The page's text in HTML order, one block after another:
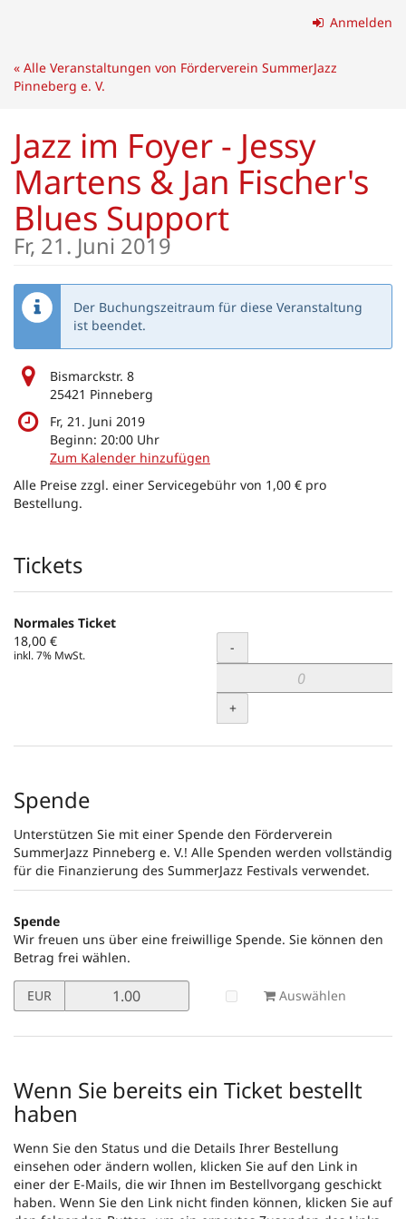
springen
Anmelden
« Alle Veranstaltungen von Förderverein SummerJazz
Pinneberg e. V.
Jazz im Foyer - Jessy
Martens & Jan Fischer's
Blues Support
Fr, 21. Juni 2019
Der Buchungszeitraum für diese Veranstaltung
ist beendet.
Bismarckstr. 8
25421 Pinneberg
Fr, 21. Juni 2019
Beginn: 20:00 Uhr
Zum Kalender hinzufügen
Alle Preise zzgl. einer Servicegebühr von 1,00 € pro
Bestellung.
Produkte
Tickets
Normales Ticket
18,00 €
inkl. 7% MwSt. Menge
-
+
Spende
Unterstützen Sie mit einer Spende den Förderverein
SummerJazz Pinneberg e. V.! Alle Spenden werden vollständig
für die Finanzierung des SummerJazz Festivals verwendet.
Spende
Wir freuen uns über eine freiwillige Spende. Sie können den
Betrag frei wählen.
Preis
in
setzen
EUR Auswählen
Wenn Sie bereits ein Ticket bestellt
haben
Wenn Sie den Status und die Details Ihrer Bestellung
einsehen oder ändern wollen, klicken Sie auf den Link in
einer der E-Mails, die wir Ihnen im Bestellvorgang geschickt
haben. Wenn Sie den Link nicht finden können, klicken Sie auf